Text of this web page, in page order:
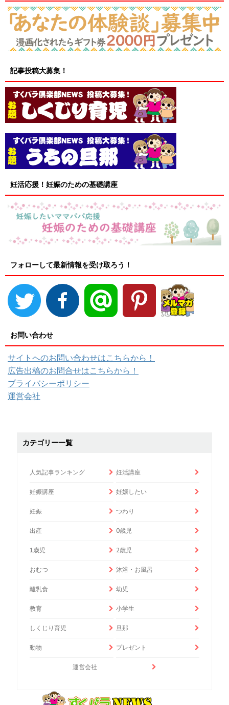
記事投稿大募集！
妊活応援！妊娠のための基礎講座
フォローして最新情報を受け取ろう！
お問い合わせ
サイトへのお問い合わせはこちらから！
広告出稿のお問合せはこちらから！
プライバシーポリシー
運営会社
カテゴリー一覧
人気記事ランキング 妊活講座
妊娠講座 妊娠したい
妊娠 つわり
出産 0歳児
1歳児 2歳児
おむつ 沐浴・お風呂
離乳食 幼児
教育 小学生
しくじり育児 旦那
動物 プレゼント
運営会社